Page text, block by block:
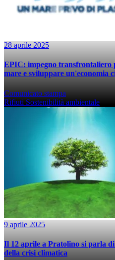
28 aprile 2025
EPIC: impegno transfrontaliero
mare e sviluppare un'economia
Comunicato stampa
Rifiuti Sostenibilità ambientale
9 aprile 2025
Il 12 aprile a Pratolino si parla
della crisi climatica